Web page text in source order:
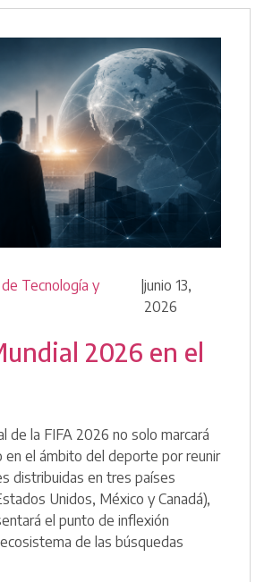
Tecnología y
|junio 13,
2026
2026 en el
de la FIFA 2026 no solo marcará
en el ámbito del deporte por reunir
distribuidas en tres países
Unidos, México y Canadá),
el punto de inflexión
de las búsquedas